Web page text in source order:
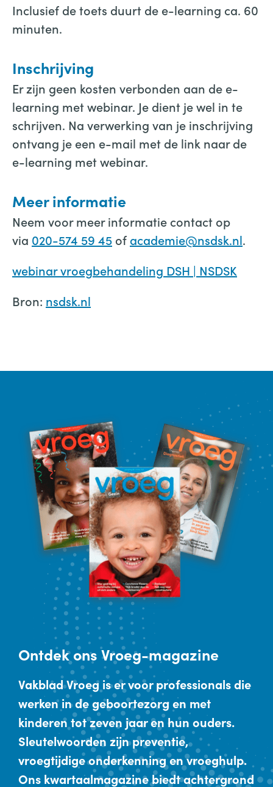
Inclusief de toets duurt de e-learning ca. 60
minuten.
Inschrijving
Er zijn geen kosten verbonden aan de e-
learning met webinar. Je dient je wel in te
schrijven. Na verwerking van je inschrijving
ontvang je een e-mail met de link naar de
e-learning met webinar.
Meer informatie
Neem voor meer informatie contact op
via 020-574 59 45 of academie@nsdsk.nl.
webinar vroegbehandeling DSH | NSDSK
Bron: nsdsk.nl
Ontdekons Vroeg-magazine
Vakblad Vroeg is er voor professionals die
werken in de geboortezorg en met
kinderen tot zeven jaar en hun ouders.
Sleutelwoorden zijn preventie,
vroegtijdige onderkenning en vroeghulp.
Ons kwartaalmagazine biedt achtergrond